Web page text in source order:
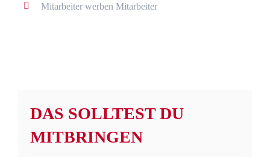
Mitarbeiter werben Mitarbeiter
DAS SOLLTEST DU
MITBRINGEN